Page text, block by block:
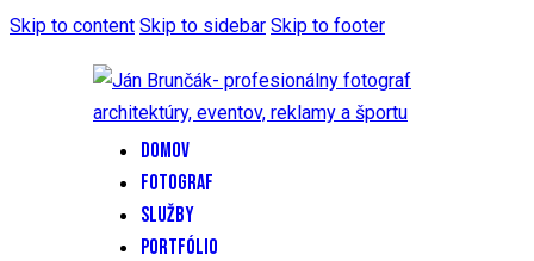
Skip to content Skip to sidebar Skip to footer
DOMOV
FOTOGRAF
SLUŽBY
PORTFÓLIO